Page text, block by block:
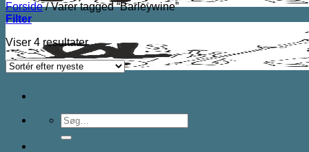
Søg
efter:
Forside /Varer tagged “Barleywine”
Filter
Viser 4 resultaterSorteret
efter
seneste